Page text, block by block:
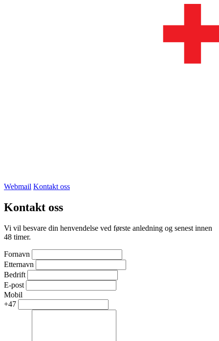
Webmail Kontakt oss
Kontakt oss
Vi vil besvare din henvendelse ved første anledning og senest innen
48 timer.
Fornavn
Etternavn
Bedrift
E-post
Mobil
+47